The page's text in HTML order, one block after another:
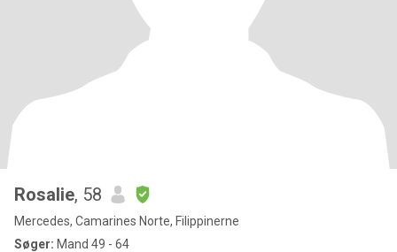
Rosalie, 58
Mercedes, Camarines Norte, Filippinerne
Søger: Mand 49 - 64